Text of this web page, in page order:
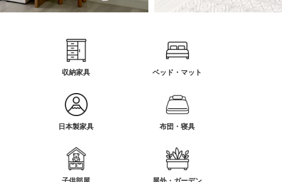
収納家具 ベッド・マット
日本製家具 布団・寝具